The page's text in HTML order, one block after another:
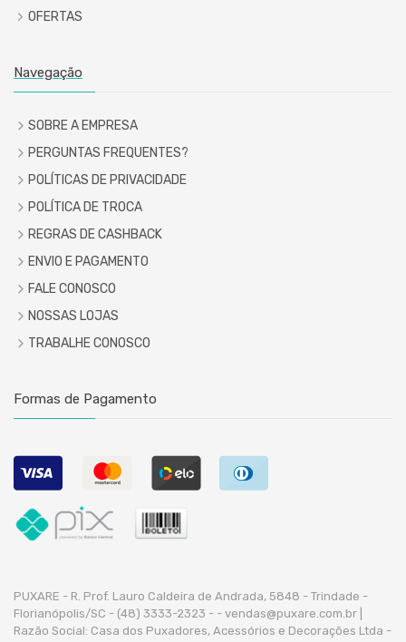
OFERTAS
Navegação
SOBRE A EMPRESA
PERGUNTAS FREQUENTES?
POLÍTICAS DE PRIVACIDADE
POLÍTICA DE TROCA
REGRAS DE CASHBACK
ENVIO E PAGAMENTO
FALE CONOSCO
NOSSAS LOJAS
TRABALHE CONOSCO
Formas de Pagamento
PUXARE - R. Prof. Lauro Caldeira de Andrada, 5848 - Trindade -
Florianópolis/SC - (48) 3333-2323 - - vendas@puxare.com.br |
Razão Social: Casa dos Puxadores, Acessórios e Decorações Ltda -